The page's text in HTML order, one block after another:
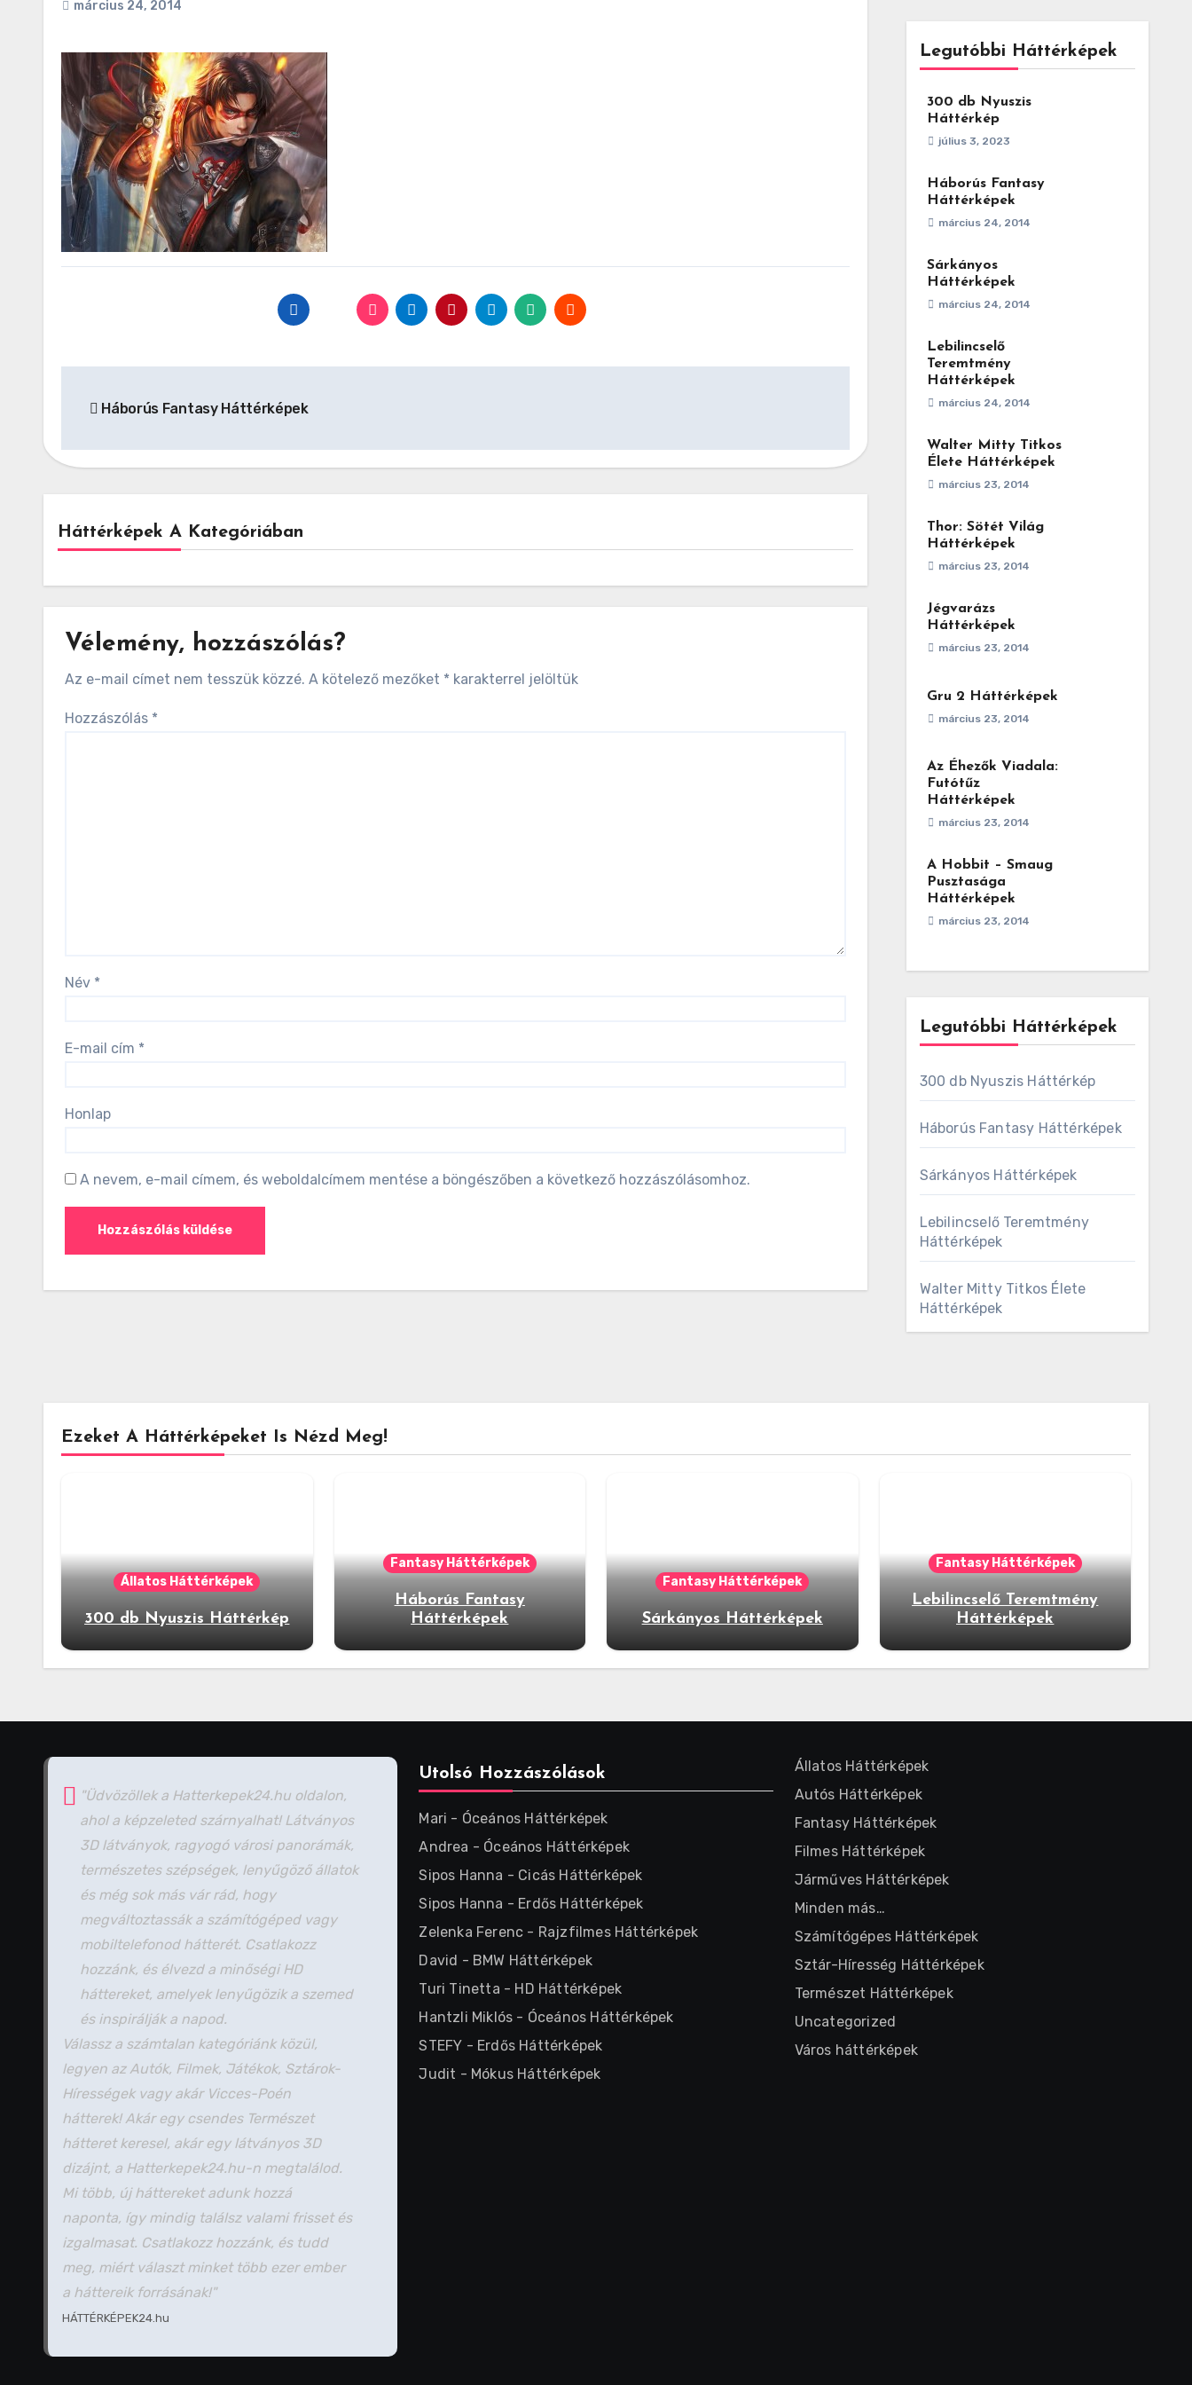
március 24, 2014
navigáció
Háborús Fantasy Háttérképek
Háttérképek A Kategóriában
Vélemény, hozzászólás?
Az e-mail címet nem tesszük közzé. A kötelező mezőket * karakterrel jelöltük
Hozzászólás *
Név *
E-mail cím *
Honlap
A nevem, e-mail címem, és weboldalcímem mentése a böngészőben a következő hozzászólásomhoz.
Legutóbbi Háttérképek
300 db Nyuszis
Háttérkép
július 3, 2023
Háborús Fantasy
Háttérképek
március 24, 2014
Sárkányos
Háttérképek
március 24, 2014
Lebilincselő
Teremtmény
Háttérképek
március 24, 2014
Walter Mitty Titkos
Élete Háttérképek
március 23, 2014
Thor: Sötét Világ
Háttérképek
március 23, 2014
Jégvarázs
Háttérképek
március 23, 2014
Gru 2 Háttérképek
március 23, 2014
Az Éhezők Viadala:
Futótűz
Háttérképek
március 23, 2014
A Hobbit – Smaug
Pusztasága
Háttérképek
március 23, 2014
Legutóbbi Háttérképek
300 db Nyuszis Háttérkép
Háborús Fantasy Háttérképek
Sárkányos Háttérképek
Lebilincselő Teremtmény
Háttérképek
Walter Mitty Titkos Élete
Háttérképek
Ezeket A Háttérképeket Is Nézd Meg!
Állatos Háttérképek
300 db Nyuszis Háttérkép
Fantasy Háttérképek
Háborús Fantasy
Háttérképek
Fantasy Háttérképek
Sárkányos Háttérképek
Fantasy Háttérképek
Lebilincselő Teremtmény
Háttérképek
"Üdvözöllek a Hatterkepek24.hu oldalon,
ahol a képzeleted szárnyalhat! Látványos
3D látványok, ragyogó városi panorámák,
természetes szépségek, lenyűgöző állatok
és még sok más vár rád, hogy
megváltoztassák a számítógéped vagy
mobiltelefonod hátterét. Csatlakozz
hozzánk, és élvezd a minőségi HD
háttereket, amelyek lenyűgözik a szemed
és inspirálják a napod.
Válassz a számtalan kategóriánk közül,
legyen az Autók, Filmek, Játékok, Sztárok-
Hírességek vagy akár Vicces-Poén
hátterek! Akár egy csendes Természet
hátteret keresel, akár egy látványos 3D
dizájnt, a Hatterkepek24.hu-n megtalálod.
Mi több, új háttereket adunk hozzá
naponta, így mindig találsz valami frisset és
izgalmasat. Csatlakozz hozzánk, és tudd
meg, miért választ minket több ezer ember
a háttereik forrásának!"
HÁTTÉRKÉPEK24.hu
Utolsó Hozzászólások
Mari - Óceános Háttérképek
Andrea - Óceános Háttérképek
Sipos Hanna - Cicás Háttérképek
Sipos Hanna - Erdős Háttérképek
Zelenka Ferenc - Rajzfilmes Háttérképek
David - BMW Háttérképek
Turi Tinetta - HD Háttérképek
Hantzli Miklós - Óceános Háttérképek
STEFY - Erdős Háttérképek
Judit - Mókus Háttérképek
Állatos Háttérképek
Autós Háttérképek
Fantasy Háttérképek
Filmes Háttérképek
Járműves Háttérképek
Minden más…
Számítógépes Háttérképek
Sztár-Híresség Háttérképek
Természet Háttérképek
Uncategorized
Város háttérképek